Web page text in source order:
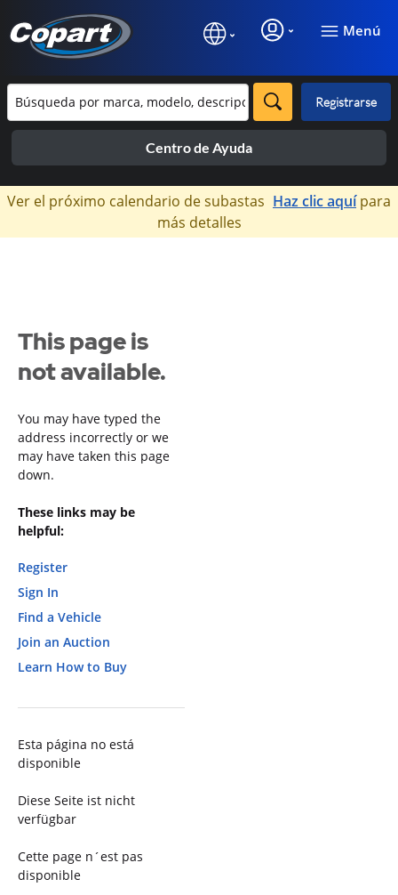
Menú
Registrarse
Centro de Ayuda
×
Ver el próximo calendario de subastas Haz clic aquípara
más detalles
This page is
not available.
You may have typed the
address incorrectly or we
may have taken this page
down.
These links may be
helpful:
Register
Sign In
Find a Vehicle
Join an Auction
Learn How to Buy
Esta página no está
disponible
Diese Seite ist nicht
verfügbar
Cette page n´est pas
disponible